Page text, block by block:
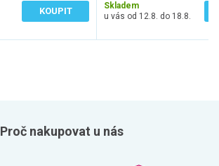
KOUPIT
Skladem
u vás od 12.8. do 18.8.
Proč nakupovat u nás